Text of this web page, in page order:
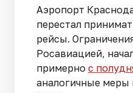
Аэропорт
перестал
рейсы.
Росавиацией,
примерно с
аналогичные меры